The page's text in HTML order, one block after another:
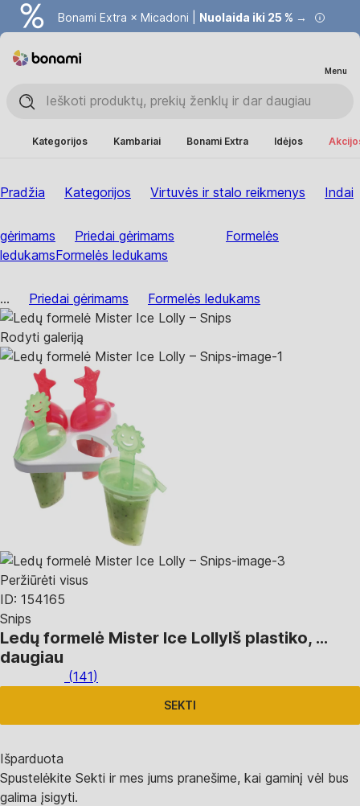
Bonami Extra × Micadoni | Nuolaida iki 25 % →
Menu
Kategorijos Kambariai Bonami Extra Idėjos
Pradžia Kategorijos Virtuvės ir stalo reikmenys Indai
gėrimams Priedai gėrimams
Formelės
ledukamsFormelės ledukams
... Priedai gėrimams Formelės ledukams
Rodyti galeriją
Peržiūrėti visus
ID: 154165
Snips
Ledų formelė Mister Ice LollyIš plastiko, …
daugiau
(141)
SEKTI
Išparduota
Spustelėkite Sekti ir mes jums pranešime, kai gaminį vėl bus
galima įsigyti.